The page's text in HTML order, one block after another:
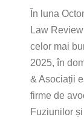
În luna
Law
celor mai
2025, în
& Asociații
firme de
Fuziunilor și